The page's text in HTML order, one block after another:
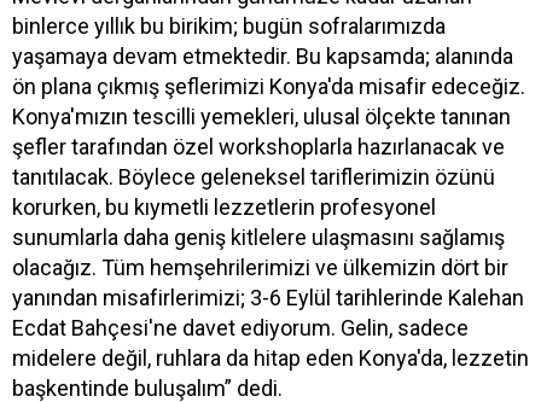
binlerce yıllık bu birikim; bugün sofralarımızda
yaşamaya devam etmektedir. Bu kapsamda; alanında
ön plana çıkmış şeflerimizi Konya'da misafir edeceğiz.
Konya'mızın tescilli yemekleri, ulusal ölçekte tanınan
şefler tarafından özel workshoplarla hazırlanacak ve
tanıtılacak. Böylece geleneksel tariflerimizin özünü
korurken, bu kıymetli lezzetlerin profesyonel
sunumlarla daha geniş kitlelere ulaşmasını sağlamış
olacağız. Tüm hemşehrilerimizi ve ülkemizin dört bir
yanından misafirlerimizi; 3-6 Eylül tarihlerinde Kalehan
Ecdat Bahçesi'ne davet ediyorum. Gelin, sadece
midelere değil, ruhlara da hitap eden Konya'da, lezzetin
başkentinde buluşalım” dedi.